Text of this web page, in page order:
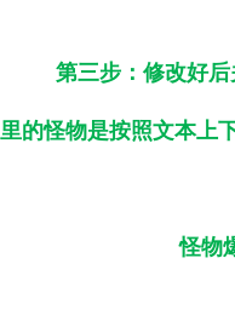
第三步：修改好
的怪物是按照文本上
怪物